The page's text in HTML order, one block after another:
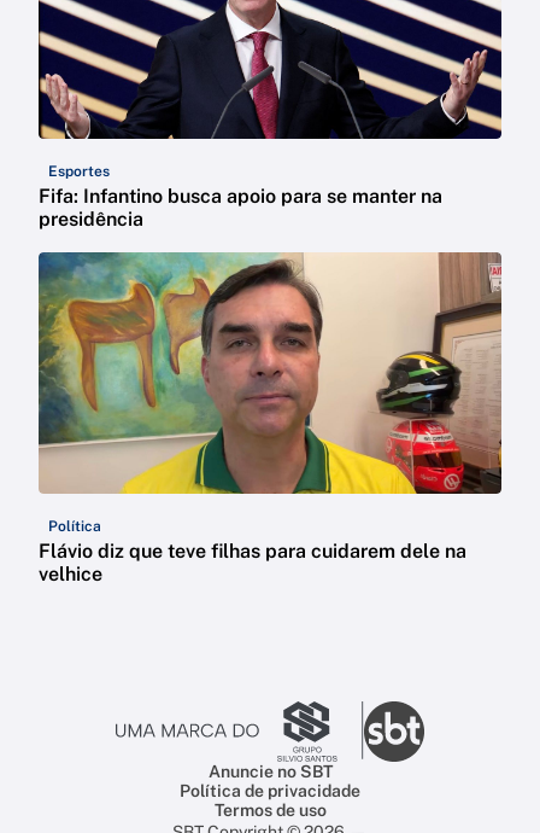
Esportes
Fifa: Infantino busca apoio para se manter na
presidência
Política
Flávio diz que teve filhas para cuidarem dele na
velhice
Anuncie no SBT
Política de privacidade
Termos de uso